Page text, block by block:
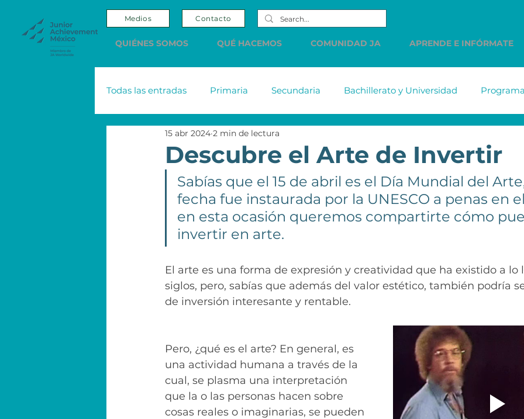
Medios Contacto
QUIÉNES SOMOS QUÉ HACEMOS COMUNIDAD JA APRENDE E INFÓRMATE
Todas las entradas Primaria Secundaria Bachillerato y Universidad
Editorial Scotiabank
Nacional Monte de Piedad HSBC Western Union LINDE PREC
Emprendedores y Empresarios de
Descubre el Arte de Invertir
15 abr 2024 2 min de lectura
Sabías que el 15 de abril es el Día Mundial del
fecha fue instaurada por la UNESCO a penas en el
en esta ocasión queremos compartirte cómo
invertir en arte.
El arte es una forma de expresión y creatividad que ha existido a lo
siglos, pero, sabías que además del valor estético, también podría
de inversión interesante y rentable.
Pero, ¿qué es el arte? En general, es
una actividad humana a través de la
cual, se plasma una interpretación
que la o las personas hacen sobre
cosas reales o imaginarias, se pueden